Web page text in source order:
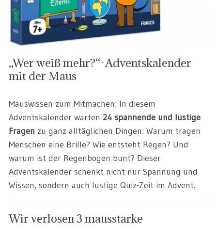
„Wer weiß mehr?“-Adventskalender
mit der Maus
Mauswissen zum Mitmachen: In diesem
Adventskalender warten 24 spannende und lustige
Fragen zu ganz alltäglichen Dingen: Warum tragen
Menschen eine Brille? Wie entsteht Regen? Und
warum ist der Regenbogen bunt? Dieser
Adventskalender schenkt nicht nur Spannung und
Wissen, sondern auch lustige Quiz-Zeit im Advent.
Wir verlosen 3 mausstarke